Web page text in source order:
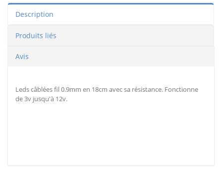
Description
Produits liés
Avis
Leds câblées fil 0.9mm en 18cm avec sa résistance. Fonctionne
de 3v jusqu'à 12v.